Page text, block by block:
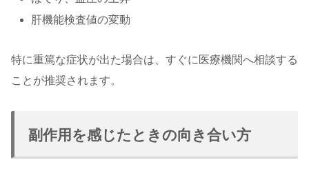
肝機能検査値の変動
特に重篤な症状が出た場合は、すぐに医療機関へ相談する
ことが推奨されます。
副作用を感じたときの向き合い方